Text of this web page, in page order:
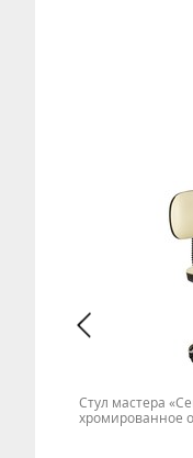
Стул мастера
хромированное